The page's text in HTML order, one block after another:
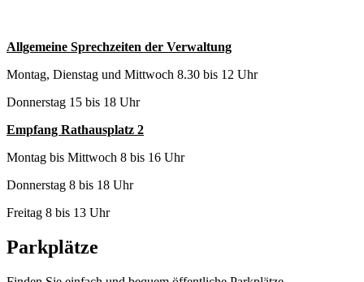
Allgemeine Sprechzeiten der Verwaltung
Montag, Dienstag und Mittwoch 8.30 bis 12 Uhr
Donnerstag 15 bis 18 Uhr
Empfang Rathausplatz 2
Montag bis Mittwoch 8 bis 16 Uhr
Donnerstag 8 bis 18 Uhr
Freitag 8 bis 13 Uhr
Parkplätze